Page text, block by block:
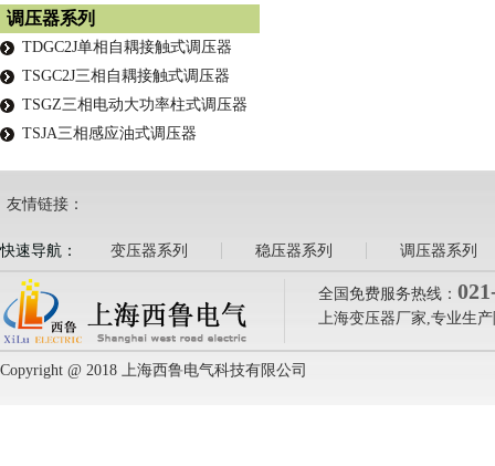
调压器系列
TDGC2J单相自耦接触式调压器
TSGC2J三相自耦接触式调压器
TSGZ三相电动大功率柱式调压器
TSJA三相感应油式调压器
友情链接：
快速导航： 变压器系列 稳压器系列 调压器系列
全国免费服务热线：
上海变压器厂家,专业生
Copyright @ 2018 上海西鲁电气科技有限公司